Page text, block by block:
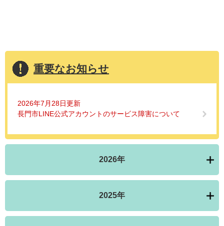
重要なお知らせ
2026年7月28日更新
長門市LINE公式アカウントのサービス障害について
2026年
2025年